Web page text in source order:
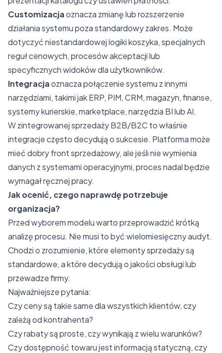
Customizacjaoznacza zmianę lub rozszerzenie
działania systemu poza standardowy zakres. Może
dotyczyć niestandardowej logiki koszyka, specjalnych
reguł cenowych, procesów akceptacji lub
specyficznych widoków dla użytkowników.
Integracjaoznacza połączenie systemu z innymi
narzędziami, takimi jak ERP, PIM, CRM, magazyn, finanse,
systemy kurierskie, marketplace, narzędzia BI lub AI.
W zintegrowanej sprzedaży B2B/B2C to właśnie
integracje często decydują o sukcesie. Platforma może
mieć dobry front sprzedażowy, ale jeśli nie wymienia
danych z systemami operacyjnymi, proces nadal będzie
wymagał ręcznej pracy.
Jak ocenić, czego naprawdę potrzebuje
organizacja?
Przed wyborem modelu warto przeprowadzić krótką
analizę procesu. Nie musi to być wielomiesięczny audyt.
Chodzi o zrozumienie, które elementy sprzedaży są
standardowe, a które decydują o jakości obsługi lub
przewadze firmy.
Najważniejsze pytania:
Czy ceny są takie same dla wszystkich klientów, czy
zależą od kontrahenta?
Czy rabaty są proste, czy wynikają z wielu warunków?
Czy dostępność towaru jest informacją statyczną, czy